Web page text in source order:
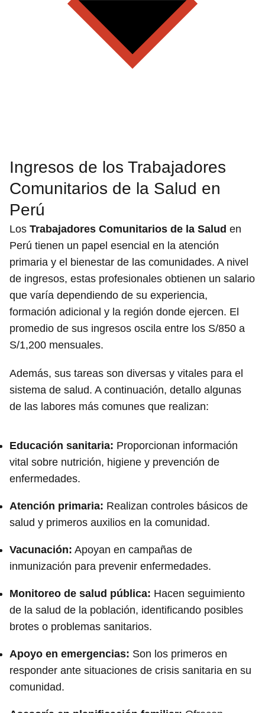
Ingresos de los Trabajadores
Comunitarios de la Salud en
Perú
Los Trabajadores Comunitarios de la Salud en
Perú tienen un papel esencial en la atención
primaria y el bienestar de las comunidades. A nivel
de ingresos, estas profesionales obtienen un salario
que varía dependiendo de su experiencia,
formación adicional y la región donde ejercen. El
promedio de sus ingresos oscila entre los S/850 a
S/1,200 mensuales.
Además, sus tareas son diversas y vitales para el
sistema de salud. A continuación, detallo algunas
de las labores más comunes que realizan:
Educación sanitaria: Proporcionan información
vital sobre nutrición, higiene y prevención de
enfermedades.
Atención primaria: Realizan controles básicos de
salud y primeros auxilios en la comunidad.
Vacunación: Apoyan en campañas de
inmunización para prevenir enfermedades.
Monitoreo de salud pública: Hacen seguimiento
de la salud de la población, identificando posibles
brotes o problemas sanitarios.
Apoyo en emergencias: Son los primeros en
responder ante situaciones de crisis sanitaria en su
comunidad.